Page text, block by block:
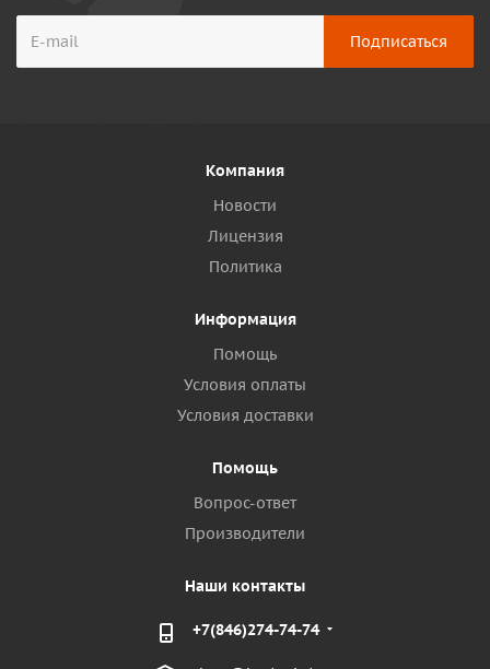
Компания
Новости
Лицензия
Политика
Информация
Помощь
Условия оплаты
Условия доставки
Помощь
Вопрос-ответ
Производители
Наши контакты
+7(846)274-74-74